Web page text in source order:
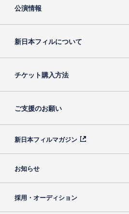
公演情報
新日本フィルについて
チケット購入方法
ご支援のお願い
新日本フィルマガジン
お知らせ
採用・オーディション